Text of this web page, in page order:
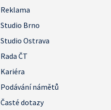
Reklama
Studio Brno
Studio Ostrava
Rada ČT
Kariéra
Podávání námětů
Časté dotazy